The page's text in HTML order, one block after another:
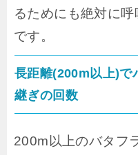
るためにも絶対に
です。
長距離(200m以上)で
継ぎの回数
200m以上のバタフ